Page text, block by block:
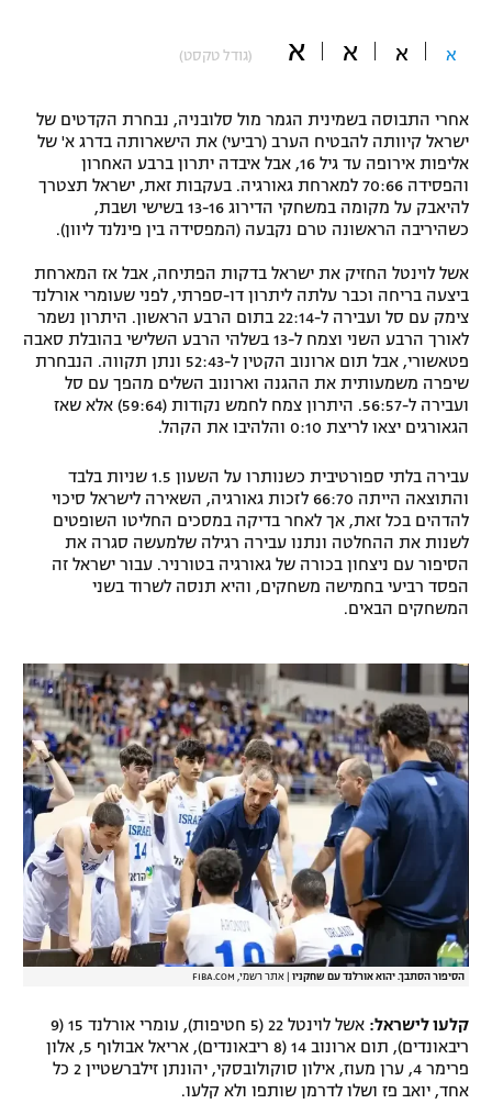
תקנון משתתפים וזוכים בפרסים
תקנון עבור פעילות אלקטרה
תקנון עבור פעילות ספורט 1 – "מרלן"
טניס
תנאי שימוש
מדיניות פרטיות
תקנון פעילות ספורט 1
רשיון להקרנה פומבית לבית עסק
הצטרפות לחבילת הערוצים
תגיות
המגזין
אופניים
כדורמים
פוטבול אמריקאי NFL
ספורט אתגרי ואקסטרים
אומנויות לחימה
גיימינג E-Sports
א א א א (גודל טקסט)
אחרי התבוסה בשמינית הגמר מול סלובניה, נבחרת הקדטים של
ישראל קיוותה להבטיח הערב (רביעי) את הישארותה בדרג א' של
אליפות אירופה עד גיל 16, אבל איבדה יתרון ברבע האחרון
והפסידה 70:66 למארחת גאורגיה. בעקבות זאת, ישראל תצטרך
להיאבק על מקומה במשחקי הדירוג 13-16 בשישי ושבת,
כשהיריבה הראשונה טרם נקבעה (המפסידה בין פינלנד ליוון).
אשל לוינטל החזיק את ישראל בדקות הפתיחה, אבל אז המארחת
ביצעה בריחה וכבר עלתה ליתרון דו-ספרתי, לפני שעומרי אורלנד
צימק עם סל ועבירה ל-22:14 בתום הרבע הראשון. היתרון נשמר
לאורך הרבע השני וצמח ל-13 בשלהי הרבע השלישי בהובלת סאבה
פטאשורי, אבל תום ארונוב הקטין ל-52:43 ונתן תקווה. הנבחרת
שיפרה משמעותית את ההגנה וארונוב השלים מהפך עם סל
ועבירה ל-56:57. היתרון צמח לחמש נקודות (59:64) אלא שאז
הגאורגים יצאו לריצת 0:10 והלהיבו את הקהל.
עבירה בלתי ספורטיבית כשנותרו על השעון 1.5 שניות בלבד
והתוצאה הייתה 66:70 לזכות גאורגיה, השאירה לישראל סיכוי
להדהים בכל זאת, אך לאחר בדיקה במסכים החליטו השופטים
לשנות את ההחלטה ונתנו עבירה רגילה שלמעשה סגרה את
הסיפור עם ניצחון בכורה של גאורגיה בטורניר. עבור ישראל זה
הפסד רביעי בחמישה משחקים, והיא תנסה לשרוד בשני
המשחקים הבאים.
הסיפור הסתבך. יהוא אורלנד עם שחקניו אתר רשמי, FIBA.COM
קלעו לישראל:
אשל לוינטל 22 (5 חטיפות), עומרי אורלנד 15 (9
ריבאונדים), תום ארונוב 14 (8 ריבאונדים), אריאל אבולוף 5, אלון
פרימר 4, ערן מעוז, אילון סוקולובסקי, יהונתן זילברשטיין 2 כל
אחד, יואב פז ושלו לדרמן שותפו ולא קלעו.